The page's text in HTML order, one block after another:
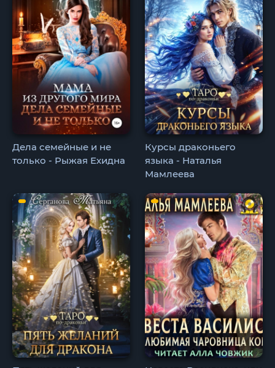
Дела семейные и не
только - Рыжая Ехидна
Курсы драконьего
языка - Наталья
Мамлеева